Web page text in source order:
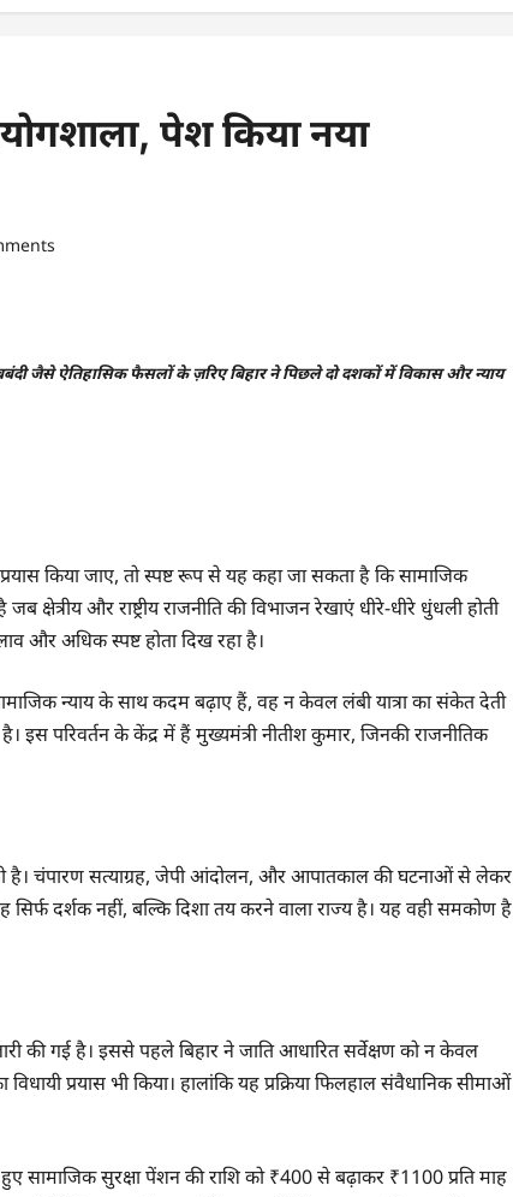
पेश किया नया
जैसे ऐतिहासिक फैसलों के ज़रिए बिहार ने पिछले दो दशकों में विकास और न्याय
किया जाए, तो स्पष्ट रूप से यह कहा जा सकता है कि सामाजिक
और राष्ट्रीय राजनीति की विभाजन रेखाएं धीरे-धीरे धुंधली होती
और अधिक स्पष्ट होता दिख रहा है।
न्याय के साथ कदम बढ़ाए हैं, वह न केवल लंबी यात्रा का संकेत देती
परिवर्तन के केंद्र में हैं मुख्यमंत्री नीतीश कुमार, जिनकी राजनीतिक
है। चंपारण सत्याग्रह, जेपी आंदोलन, और आपातकाल की घटनाओं से लेकर
सिर्फ दर्शक नहीं, बल्कि दिशा तय करने वाला राज्य है। यह वही समकोण है
की गई है। इससे पहले बिहार ने जाति आधारित सर्वेक्षण को न केवल
प्रयास भी किया। हालांकि यह प्रक्रिया फिलहाल संवैधानिक सीमाओं
सामाजिक सुरक्षा पेंशन की राशि को ₹400 से बढ़ाकर ₹1100 प्रति माह